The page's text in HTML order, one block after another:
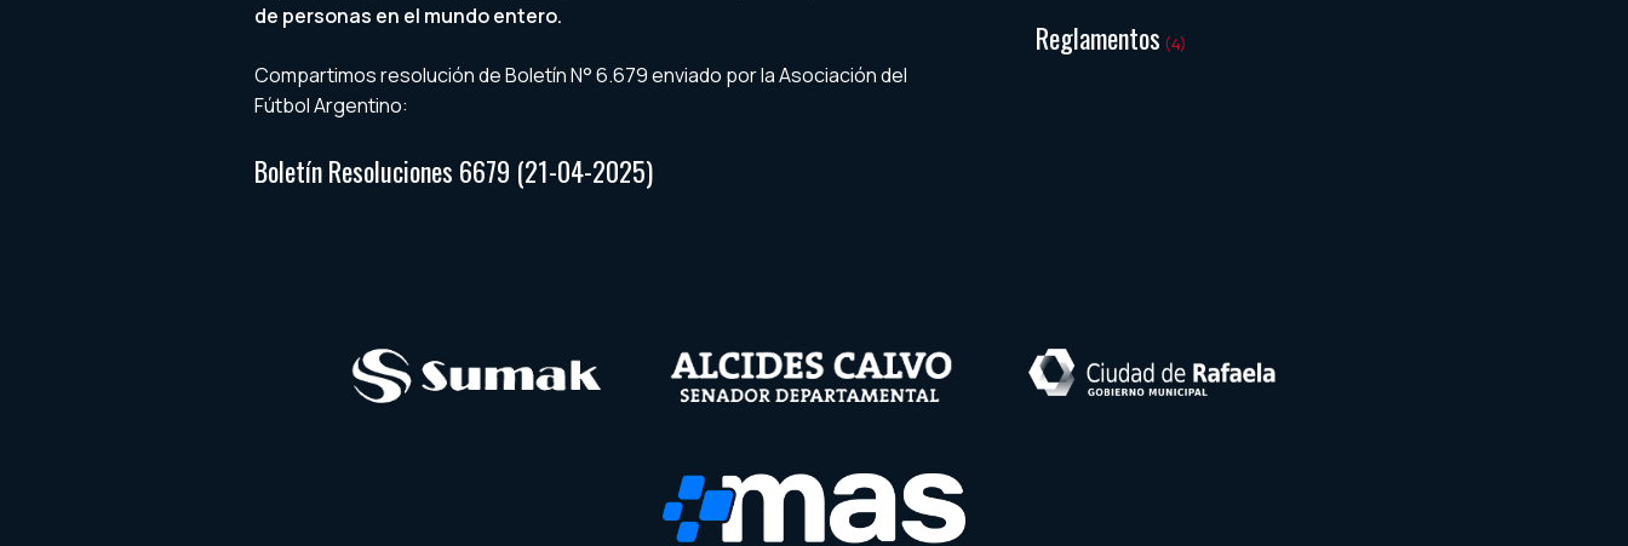
de personas en el mundo entero.
Compartimos resolución de Boletín N° 6.679 enviado por la Asociación del
Fútbol Argentino:
Boletín Resoluciones 6679 (21-04-2025)
Reglamentos (4)